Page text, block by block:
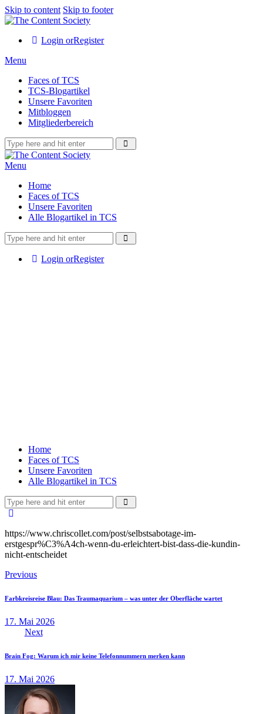
Skip to content Skip to footer
Login orRegister
Menu
Faces of TCS
TCS-Blogartikel
Unsere Favoriten
Mitbloggen
Mitgliederbereich
Menu
Home
Faces of TCS
Unsere Favoriten
Alle Blogartikel in TCS
Login orRegister
Home
Faces of TCS
Unsere Favoriten
Alle Blogartikel in TCS
https://www.chriscollet.com/post/selbstsabotage-im-
erstgespr%C3%A4ch-wenn-du-erleichtert-bist-dass-die-kundin-
nicht-entscheidet
Beitragsnavigation
Previous
Farbkreisreise Blau: Das Traumaquarium – was unter der Oberfläche wartet
17. Mai 2026
Next
Brain Fog: Warum ich mir keine Telefonnummern merken kann
17. Mai 2026